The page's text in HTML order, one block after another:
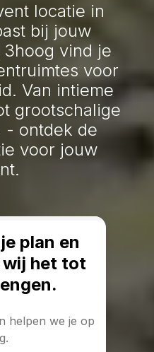
locatie in
bij jouw
3hoog vind je
voor
Van intieme
grootschalige
- ontdek de
voor jouw